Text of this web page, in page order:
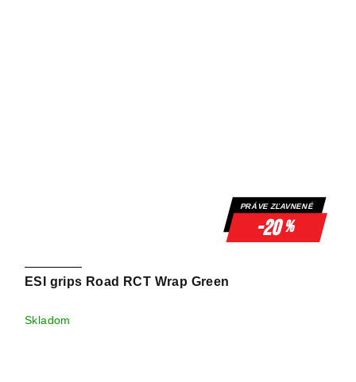
PRÁVE ZĽAVNENÉ
-20%
ESI grips Road RCT Wrap Green
Skladom